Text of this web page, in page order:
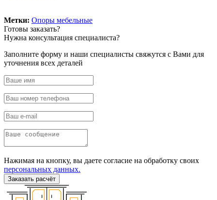
Метки: Опоры мебельные
Готовы заказать?
Нужна консультация специалиста?
Заполните форму и наши специалисты свяжутся с Вами для
уточнения всех деталей
Нажимая на кнопку, вы даете согласие на обработку своих
персональных данных.
Заказать расчёт